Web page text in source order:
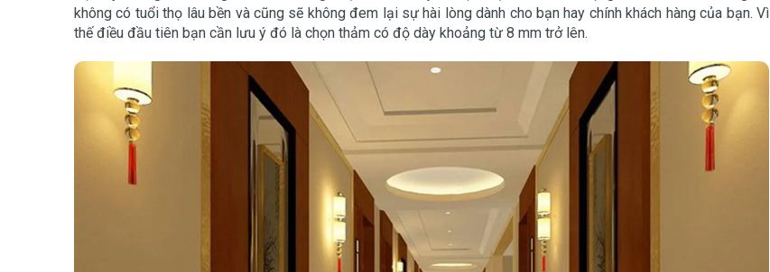
không có tuổi thọ lâu bền và cũng sẽ không đem lại sự hài lòng dành cho bạn hay chính khách hàng của bạn. Vì
thế điều đầu tiên bạn cần lưu ý đó là chọn thảm có độ dày khoảng từ 8 mm trở lên.